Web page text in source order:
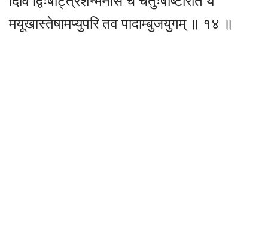
मयूखास्तेषामप्युपरि तव पादाम्बुजयुगम् ॥ १४ ॥